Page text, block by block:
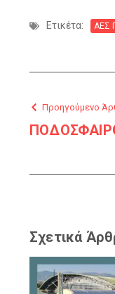
Ετικέτα: ΑΕΣ
Προηγούμενο
Σχετικά